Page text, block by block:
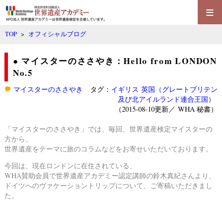
≡
TOP > オフィシャルブログ
● マイスターのささやき：Hello from LONDON
No.5
マイスターのささやき タグ： イギリス 英国（グレートブリテン
及び北アイルランド連合王国）
（2015-08-10更新／ WHA 秘書）
「マイスターのささやき」では、毎回、世界遺産検定マイスターの
方から、
世界遺産をテーマに旅のコラムなどをお寄せいただいております。
今回は、現在ロンドンに在住されている、
WHA賛助会員で世界遺産アカデミー認定講師の鈴木真紀さんより、
ドイツへのヴァケーショントリップについて、ご寄稿いただきまし
た。